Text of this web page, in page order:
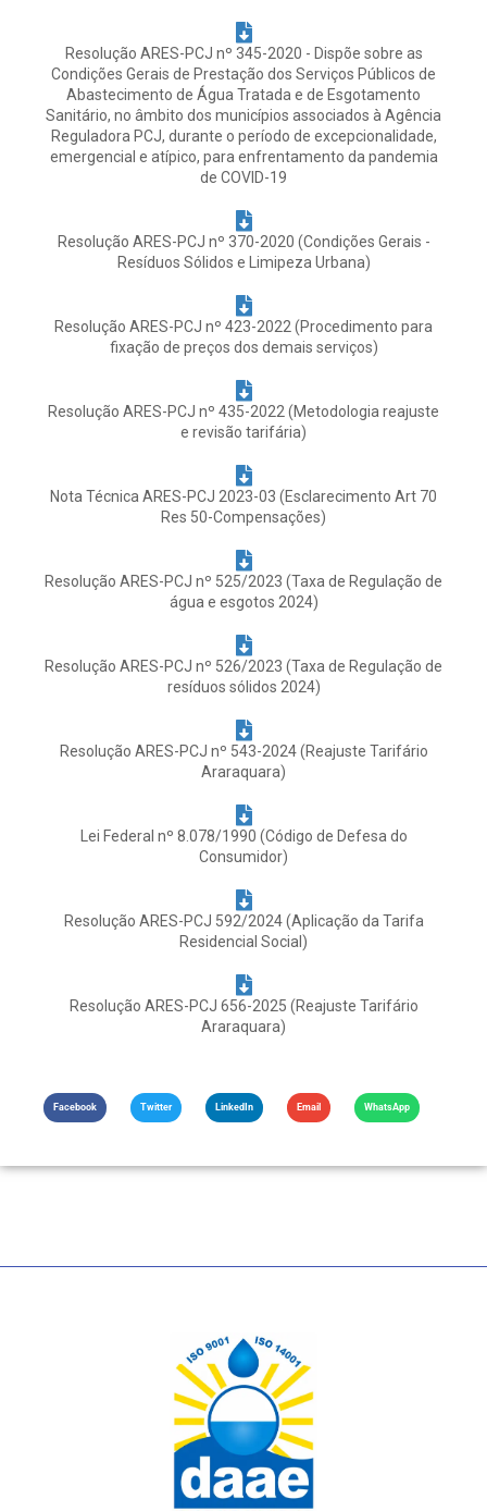
Resolução ARES-PCJ nº 345-2020 - Dispõe sobre as
Condições Gerais de Prestação dos Serviços Públicos de
Abastecimento de Água Tratada e de Esgotamento
Sanitário, no âmbito dos municípios associados à Agência
Reguladora PCJ, durante o período de excepcionalidade,
emergencial e atípico, para enfrentamento da pandemia
de COVID-19
Resolução ARES-PCJ nº 370-2020 (Condições Gerais -
Resíduos Sólidos e Limipeza Urbana)
Resolução ARES-PCJ nº 423-2022 (Procedimento para
fixação de preços dos demais serviços)
Resolução ARES-PCJ nº 435-2022 (Metodologia reajuste
e revisão tarifária)
Nota Técnica ARES-PCJ 2023-03 (Esclarecimento Art 70
Res 50-Compensações)
Resolução ARES-PCJ nº 525/2023 (Taxa de Regulação de
água e esgotos 2024)
Resolução ARES-PCJ nº 526/2023 (Taxa de Regulação de
resíduos sólidos 2024)
Resolução ARES-PCJ nº 543-2024 (Reajuste Tarifário
Araraquara)
Lei Federal nº 8.078/1990 (Código de Defesa do
Consumidor)
Resolução ARES-PCJ 592/2024 (Aplicação da Tarifa
Residencial Social)
Resolução ARES-PCJ 656-2025 (Reajuste Tarifário
Araraquara)
Facebook Twitter LinkedIn Email WhatsApp